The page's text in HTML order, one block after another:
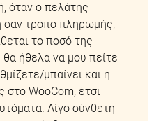
όταν ο πελάτης
σαν τρόπο πληρωμής,
το ποσό της
ήθελα να μου πείτε
μπαίνει και η
στο WooCom, έτσι
Λίγο σύνθετη